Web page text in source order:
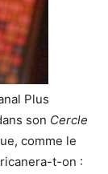
Plus
son Cercle
comme le
t-on :